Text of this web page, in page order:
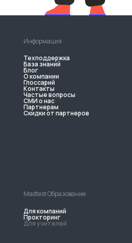
Информация
Madtest Образование
Для компаний
Прокторинг
Для учителей
Техподдержка
База знаний
Блог
О компании
Глоссарий
Контакты
Частые вопросы
СМИ о нас
Партнерам
Скидки от партнеров